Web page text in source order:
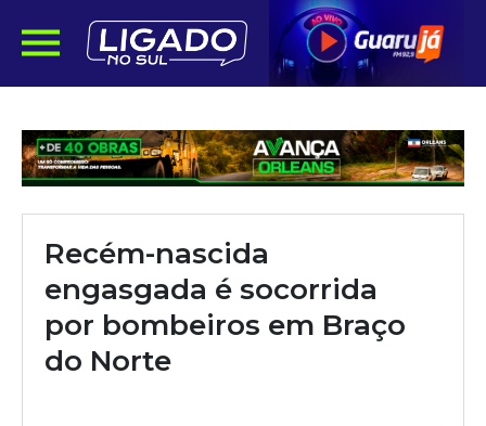
Recém-nascida
engasgada é socorrida
por bombeiros em Braço
do Norte